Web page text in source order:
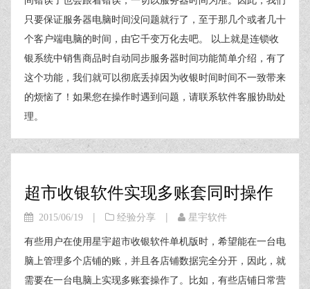
只要保证服务器电脑时间没问题就行了，至于那几个或者几十
个客户端电脑的时间，由它千变万化去吧。 以上就是连锁收
银系统中销售商品时自动同步服务器时间功能简单介绍，有了
这个功能，我们就可以彻底丢掉因为收银时间时间不一致带来
的烦恼了！如果您在操作时遇到问题，请联系软件客服协助处
理。
超市收银软件实现多账套同时操作
2015/06/19 | 经验分享 | 星宇软件
有些用户在使用星宇超市收银软件单机版时，希望能在一台电
脑上管理多个店铺的账，并且各店铺数据完全分开，因此，就
需要在一台电脑上实现多账套操作了。比如，有些店铺日常营